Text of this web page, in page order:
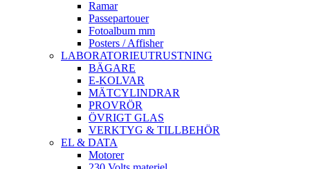
Ramar
Passepartouer
Fotoalbum mm
Posters / Affisher
LABORATORIEUTRUSTNING
BÄGARE
E-KOLVAR
MÄTCYLINDRAR
PROVRÖR
ÖVRIGT GLAS
VERKTYG & TILLBEHÖR
EL & DATA
Motorer